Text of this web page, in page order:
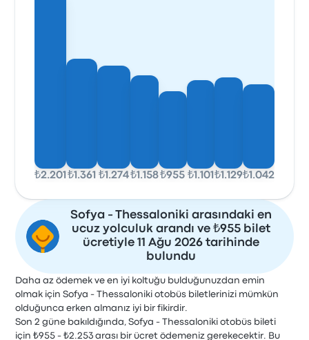
₺2.201 ₺1.361 ₺1.274₺1.158₺955 ₺1.101 ₺1.129₺1.042
Sofya - Thessaloniki arasındaki en
ucuz yolculuk arandı ve ₺955 bilet
ücretiyle 11 Ağu 2026 tarihinde
bulundu
Daha az ödemek ve en iyi koltuğu bulduğunuzdan emin
olmak için Sofya - Thessaloniki otobüs biletlerinizi mümkün
olduğunca erken almanız iyi bir fikirdir.
Son 2 güne bakıldığında, Sofya - Thessaloniki otobüs bileti
için ₺955 - ₺2.253 arası bir ücret ödemeniz gerekecektir. Bu